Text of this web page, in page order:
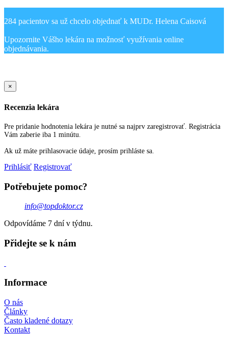
284 pacientov sa už chcelo objednať k MUDr. Helena Caisová
Upozornite Vášho lekára na možnosť využívania online
×
Recenzia lekára
Pre pridanie hodnotenia lekára je nutné sa najprv zaregistrovať. Registrácia
Vám zaberie iba 1 minútu.
Ak už máte prihlasovacie údaje, prosím prihláste sa.
Prihlásiť Registrovať
Potřebujete pomoc?
info@topdoktor.cz
Odpovídáme 7 dní v týdnu.
Přidejte se k nám
Informace
O nás
Články
Často kladené dotazy
Kontakt